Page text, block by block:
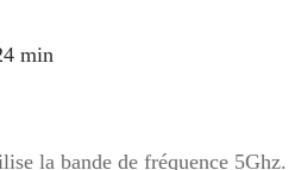
min
la bande de fréquence 5Ghz.